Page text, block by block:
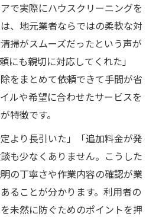
ケット利用者の評価ポイント
ング選びで迷った時の判断
と利用者評価のポイント
ング料金と対応内容の比較
新田で注目される料金相場の
ら見るコストパフォーマンス
で実際にハウスクリーニングを
、地元業者ならではの柔軟な対
掃がスムーズだったという声が
にも親切に対応してくれた」
をまとめて依頼できて手間が省
ルや希望に合わせたサービスを
特徴です。
より長引いた」「追加料金が発
も少なくありません。こうした
の丁寧さや作業内容の確認が業
ることが分かります。利用者の
未然に防ぐためのポイントを押